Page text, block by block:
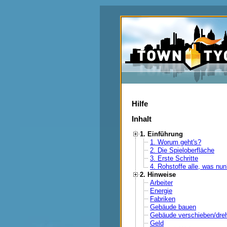
Hilfe
Inhalt
1. Einführung
1. Worum geht's?
2. Die Spieloberfläche
3. Erste Schritte
4. Rohstoffe alle, was
2. Hinweise
Arbeiter
Energie
Fabriken
Gebäude bauen
Gebäude verschieben/
Geld